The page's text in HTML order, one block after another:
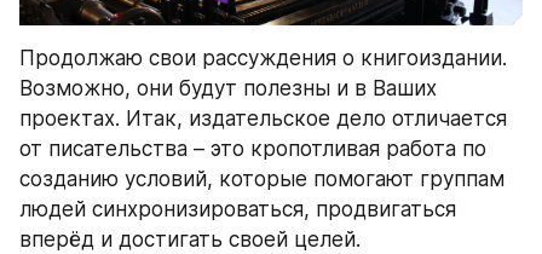
Продолжаю свои рассуждения о книгоиздании.
Возможно, они будут полезны и в Ваших
проектах. Итак, издательское дело отличается
от писательства – это кропотливая работа по
созданию условий, которые помогают группам
людей синхронизироваться, продвигаться
вперёд и достигать своей целей.